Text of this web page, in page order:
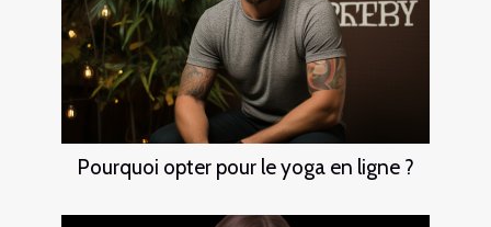
Pourquoi opter pour le yoga en ligne ?